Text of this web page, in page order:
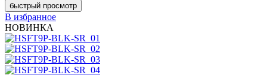
быстрый просмотр
В избранное
НОВИНКА